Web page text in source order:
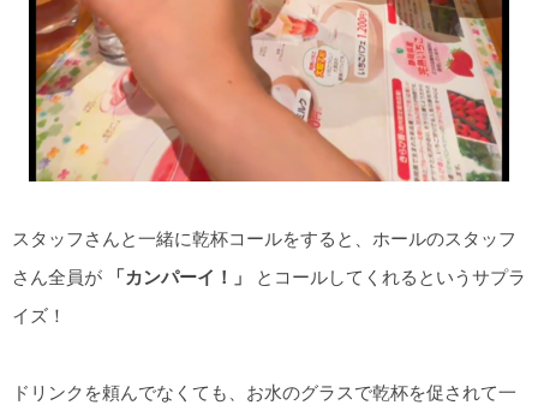
スタッフさんと一緒に乾杯コールをすると、ホールのスタッフ
さん全員が
「カンパーイ！」
とコールしてくれるというサプラ
イズ！
ドリンクを頼んでなくても、お水のグラスで乾杯を促されて一